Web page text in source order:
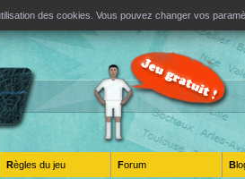
des cookies. Vous pouvez changer vos
Règles du jeu Forum